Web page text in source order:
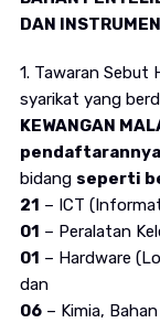
DAN
1. Tawaran Sebut
syarikat yang
KEWANGAN
bidang seperti
21 – ICT
01 – Peralatan
01 – Hardware
dan
06– Kimia,